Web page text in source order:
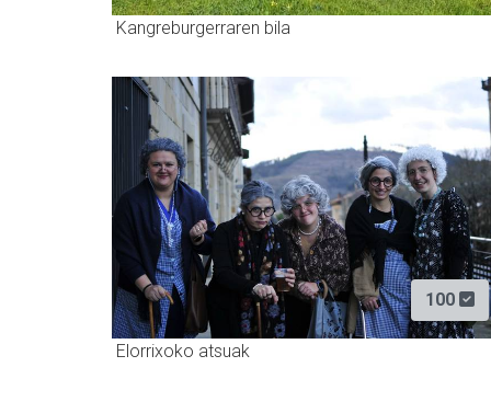
Kangreburgerraren bila
100
Elorrixoko atsuak